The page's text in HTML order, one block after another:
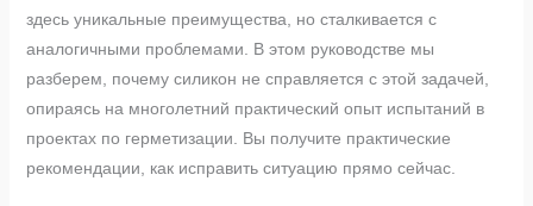
здесь уникальные преимущества, но сталкивается с
аналогичными проблемами. В этом руководстве мы
разберем, почему силикон не справляется с этой задачей,
опираясь на многолетний практический опыт испытаний в
проектах по герметизации. Вы получите практические
рекомендации, как исправить ситуацию прямо сейчас.